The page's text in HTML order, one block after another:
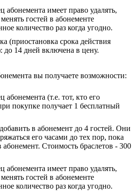
абонемента имеет право удалять,
гостей в абонементе
количество раз когда угодно.
(приостановка срока действия
до 14 дней включена в цену.
вы получаете возможности:
абонемента (т.е. тот, кто его
покупке получает 1 бесплатный
в абонемент до 4 гостей. Они
его часами до тех пор, пока
абонемент. Стоимость браслетов - 300
абонемента имеет право удалять,
гостей в абонементе
количество раз когда угодно.